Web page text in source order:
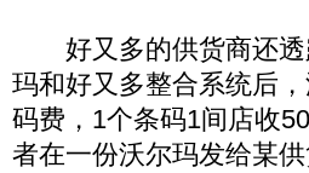
好又多的供货商还透
玛和好又多整合系统后
码费，1个条码1间店收
者在一份沃尔玛发给某